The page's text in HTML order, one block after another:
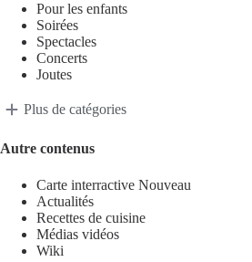
Pour les enfants
Soirées
Spectacles
Concerts
Joutes
Plus de catégories
Autre contenus
Carte interractive Nouveau
Actualités
Recettes de cuisine
Médias vidéos
Wiki